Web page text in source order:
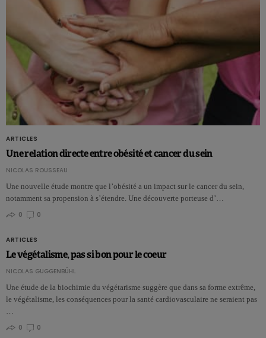
ARTICLES
Une relation directe entre obésité et cancer du sein
NICOLAS ROUSSEAU
Une nouvelle étude montre que l’obésité a un impact sur le cancer du sein,
notamment sa propension à s’étendre. Une découverte porteuse d’…
0
0
ARTICLES
Le végétalisme, pas si bon pour le coeur
NICOLAS GUGGENBÜHL
Une étude de la biochimie du végétarisme suggère que dans sa forme extrême,
le végétalisme, les conséquences pour la santé cardiovasculaire ne seraient pas
0
0